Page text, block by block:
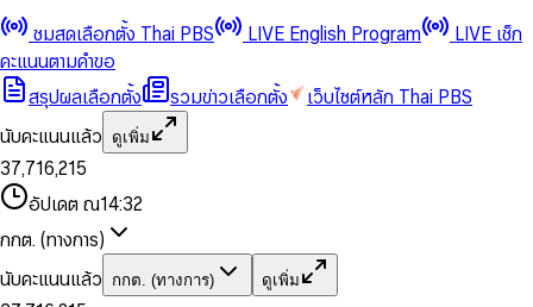
ชมสดเลือกตั้ง Thai PBS LIVE English Program
LIVE เช็ก
คะแนนตามคำขอ
สรุปผลเลือกตั้ง
รวมข่าวเลือกตั้ง
เว็บไซต์หลัก Thai PBS
นับคะแนนแล้ว
ดูเพิ่ม
0
1
2
3
4
5
6
8
9
0
1
2
3
4
5
6
7
8
9
,
0
1
2
4
6
7
8
9
0
1
2
3
4
5
6
7
0
1
3
5
6
7
8
9
,
1
2
4
5
7
8
0
1
3
4
6
7
0
2
3
4
5
7
8
อัปเดต ณ14:32
กกต. (ทางการ)
นับคะแนนแล้ว
กกต. (ทางการ) ดูเพิ่ม
0
1
2
0
1
2
4
5
6
0
1
2
4
60
0
1
3
510
0
2
3
4